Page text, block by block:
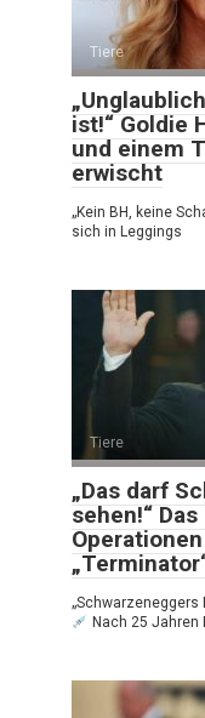
Tiere
ist!“ Goldie
und einem
erwischt
„Kein BH, keine
sich in Leggings
Tiere
„Das darf
sehen!“
„Schwarzeneggers
Nach 25